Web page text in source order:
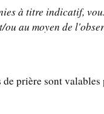
à titre indicatif,
ou au moyen de
de prière sont